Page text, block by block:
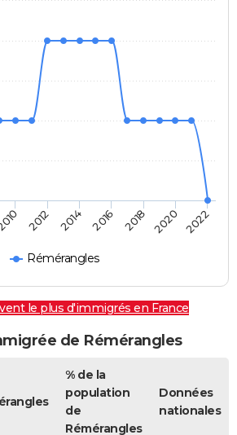
Rémérangles
2012 2014 2016 2018 2020 2022
le plus d'immigrés en France
de Rémérangles
% de la
population
de
Rémérangles
Données
nationales